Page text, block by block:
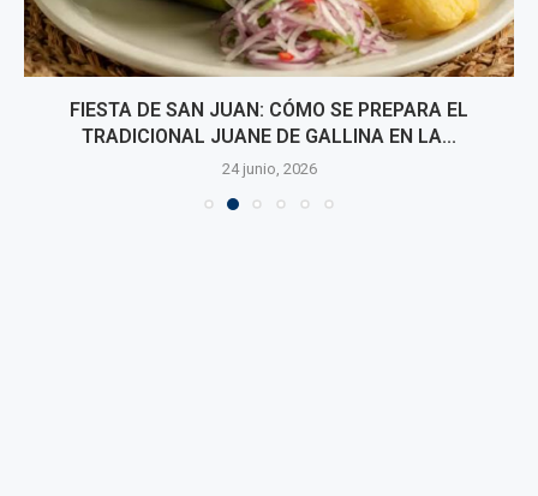
FIESTA DE SAN JUAN: CÓMO SE PREPARA EL
TRADICIONAL JUANE DE GALLINA EN LA...
24 junio, 2026